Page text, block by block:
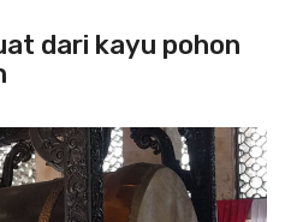
dari kayu pohon